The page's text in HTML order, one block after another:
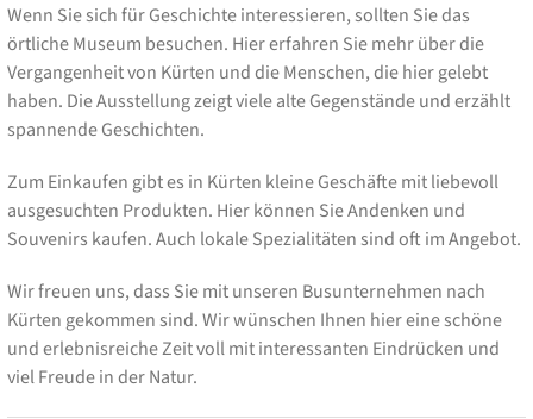
Wenn Sie sich für Geschichte interessieren, sollten Sie das
örtliche Museum besuchen. Hier erfahren Sie mehr über die
Vergangenheit von Kürten und die Menschen, die hier gelebt
haben. Die Ausstellung zeigt viele alte Gegenstände und erzählt
spannende Geschichten.
Zum Einkaufen gibt es in Kürten kleine Geschäfte mit liebevoll
ausgesuchten Produkten. Hier können Sie Andenken und
Souvenirs kaufen. Auch lokale Spezialitäten sind oft im Angebot.
Wir freuen uns, dass Sie mit unseren Busunternehmen nach
Kürten gekommen sind. Wir wünschen Ihnen hier eine schöne
und erlebnisreiche Zeit voll mit interessanten Eindrücken und
viel Freude in der Natur.